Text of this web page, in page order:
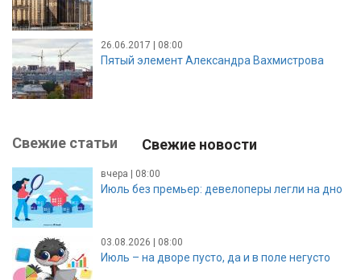
26.06.2017 | 08:00
Пятый элемент Александра Вахмистрова
Свежие статьи Свежие новости
вчера | 08:00
Июль без премьер: девелоперы легли на дно
03.08.2026 | 08:00
Июль – на дворе пусто, да и в поле негусто